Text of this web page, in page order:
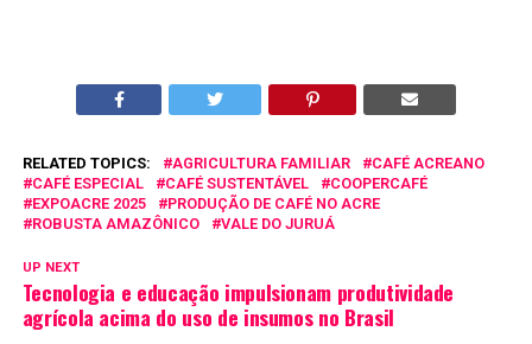
RELATED TOPICS: AGRICULTURA FAMILIAR
CAFÉ ACREANO
CAFÉ ESPECIAL
CAFÉ SUSTENTÁVEL
COOPERCAFÉ
EXPOACRE 2025
PRODUÇÃO DE CAFÉ NO ACRE
ROBUSTA AMAZÔNICO
VALE DO JURUÁ
UP NEXT
Tecnologia e educação impulsionam produtividade
agrícola acima do uso de insumos no Brasil